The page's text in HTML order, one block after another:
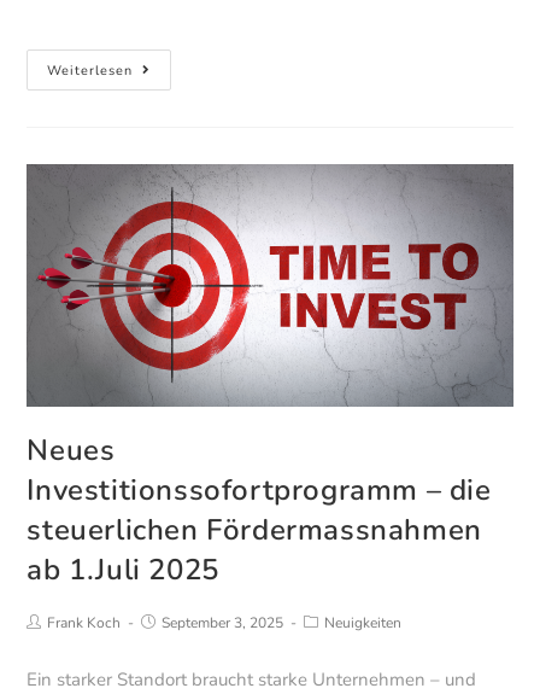
Weiterlesen
Neues
Investitionssofortprogramm – die
steuerlichen Fördermassnahmen
ab 1.Juli 2025
Beitrags-
Frank Koch
Beitrag
September 3, 2025
Beitrags-
Neuigkeiten
Ein starker Standort braucht starke Unternehmen – und